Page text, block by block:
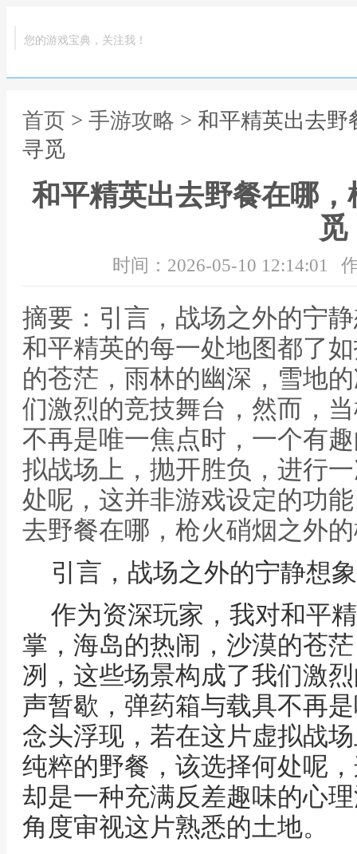
您的游戏宝典，关注我！
首页 > 手游攻略 > 和平精英出去
寻觅
和平精英出去野餐在哪
觅
时间：2026-05-10 12:14:01
摘要：引言，战场之外的宁
和平精英的每一处地图都了
的苍茫，雨林的幽深，雪地
们激烈的竞技舞台，然而，
不再是唯一焦点时，一个有
拟战场上，抛开胜负，进行
处呢，这并非游戏设定的功
去野餐在哪，枪火硝烟之外
引言，战场之外的宁静想象
作为资深玩家，我对和平
掌，海岛的热闹，沙漠的苍
冽，这些场景构成了我们激
声暂歇，弹药箱与载具不再
念头浮现，若在这片虚拟战
纯粹的野餐，该选择何处呢
却是一种充满反差趣味的心
角度审视这片熟悉的土地。